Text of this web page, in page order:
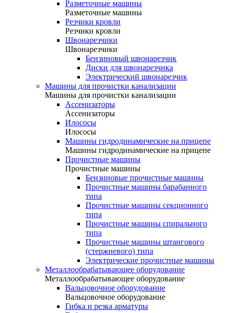
Разметочные машины
Разметочные машины
Резчики кровли
Резчики кровли
Швонарезчики
Швонарезчики
Бензиновый швонарезчик
Диски для швонарезчика
Электрический швонарезчик
Машины для прочистки канализации
Машины для прочистки канализации
Ассенизаторы
Ассенизаторы
Илососы
Илососы
Машины гидродинамические на прицепе
Машины гидродинамические на прицепе
Прочистные машины
Прочистные машины
Бензиновые прочистные машины
Прочистные машины барабанного
типа
Прочистные машины секционного
типа
Прочистные машины спирального
типа
Прочистные машины штангового
(стержневого) типа
Электрические прочистные машины
Металлообрабатывающее оборудование
Металлообрабатывающее оборудование
Вальцовочное оборудование
Вальцовочное оборудование
Гибка и резка арматуры